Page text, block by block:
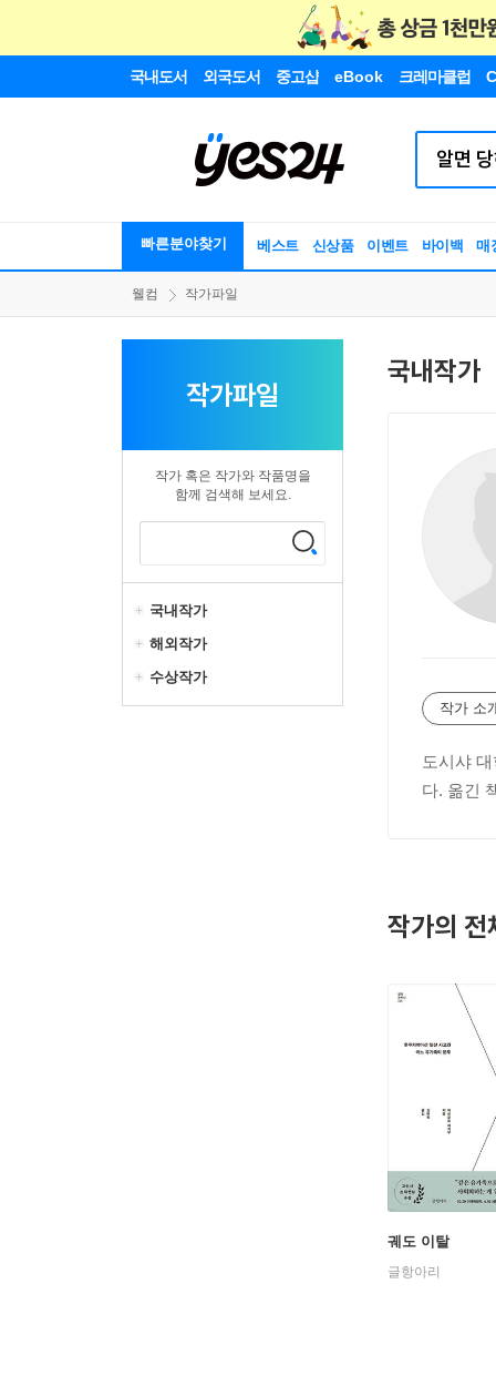
국내도서 외국도서 중고샵 eBook 크레마클럽
빠른분야찾기 베스트 신상품 이벤트 바이백 매
웰컴 작가파일
작가파일
작가 혹은 작가와 작품명을
함께 검색해 보세요.
국내작가
해외작가
수상작가
국내작가
작가 소
도시샤
다. 옮긴
작가의 전
궤도 이탈
글항아리